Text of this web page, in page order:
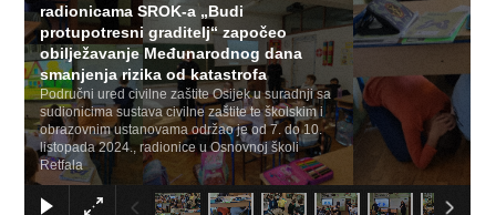
radionicama SROK-a „Budi
protupotresni graditelj“ započeo
obilježavanje Međunarodnog dana
smanjenja rizika od katastrofa
Područni ured civilne zaštite Osijek u suradnji sa
sudionicima sustava civilne zaštite te školskim i
obrazovnim ustanovama održao je od 7. do 10.
listopada 2024., radionice u Osnovnoj školi
Retfala